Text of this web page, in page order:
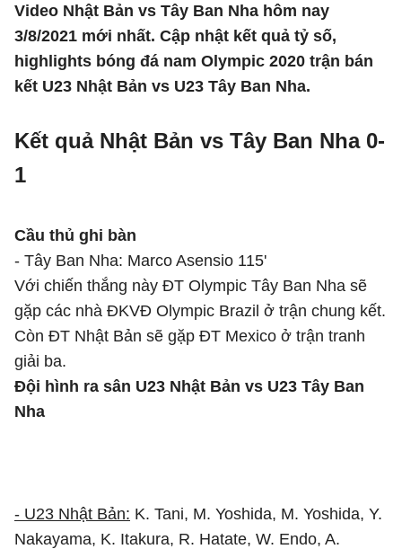
Video Nhật Bản vs Tây Ban Nha hôm nay
3/8/2021 mới nhất. Cập nhật kết quả tỷ số,
highlights bóng đá nam Olympic 2020 trận bán
kết U23 Nhật Bản vs U23 Tây Ban Nha.
Kết quả Nhật Bản vs Tây Ban Nha 0-
1
Cầu thủ ghi bàn
- Tây Ban Nha: Marco Asensio 115'
Với chiến thắng này ĐT Olympic Tây Ban Nha sẽ
gặp các nhà ĐKVĐ Olympic Brazil ở trận chung kết.
Còn ĐT Nhật Bản sẽ gặp ĐT Mexico ở trận tranh
giải ba.
Đội hình ra sân U23 Nhật Bản vs U23 Tây Ban
Nha
- U23 Nhật Bản: K. Tani, M. Yoshida, M. Yoshida, Y.
Nakayama, K. Itakura, R. Hatate, W. Endo, A.